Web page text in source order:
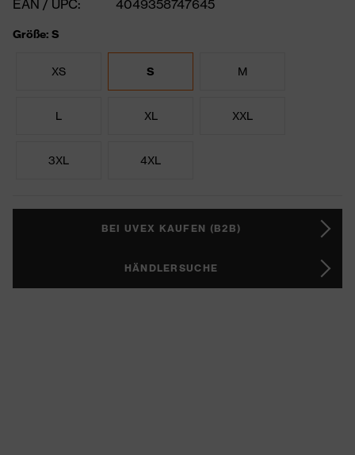
EAN / UPC:
4049358747645
Größe: S
XS S M
L XL XXL
3XL 4XL
BEI UVEX KAUFEN (B2B)
HÄNDLERSUCHE